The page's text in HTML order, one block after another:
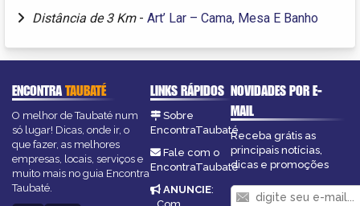
Distância de 3 Km - Art’ Lar – Cama, Mesa E Banho
ENCONTRATAUBATÉ
O melhor de Taubaté num
só lugar! Dicas, onde ir, o
que fazer, as melhores
empresas, locais, serviços e
muito mais no guia Encontra
Taubaté.
LINKS RÁPIDOS
Sobre
EncontraTaubaté
Fale com o
EncontraTaubaté
ANUNCIE:
NOVIDADES POR E-
MAIL
Receba grátis as
principais notícias,
dicas e promoções